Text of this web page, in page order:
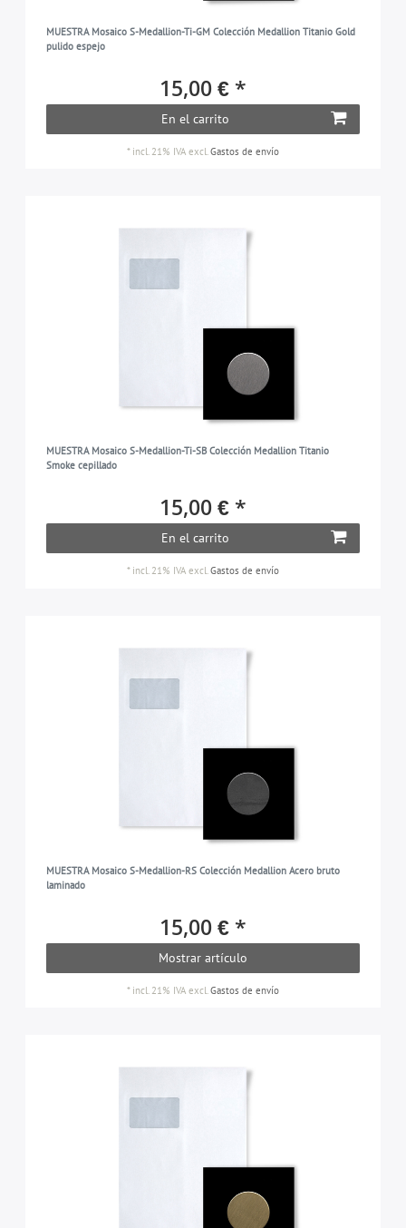
MUESTRA Mosaico S-Medallion-Ti-GM Colección Medallion Titanio Gold
pulido espejo
15,00 € *
En el carrito
* incl. 21% IVA excl.Gastos de envío
MUESTRA Mosaico S-Medallion-Ti-SB Colección Medallion Titanio
Smoke cepillado
15,00 € *
En el carrito
* incl. 21% IVA excl.Gastos de envío
MUESTRA Mosaico S-Medallion-RS Colección Medallion Acero bruto
laminado
15,00 € *
Mostrar artículo
* incl. 21% IVA excl.Gastos de envío